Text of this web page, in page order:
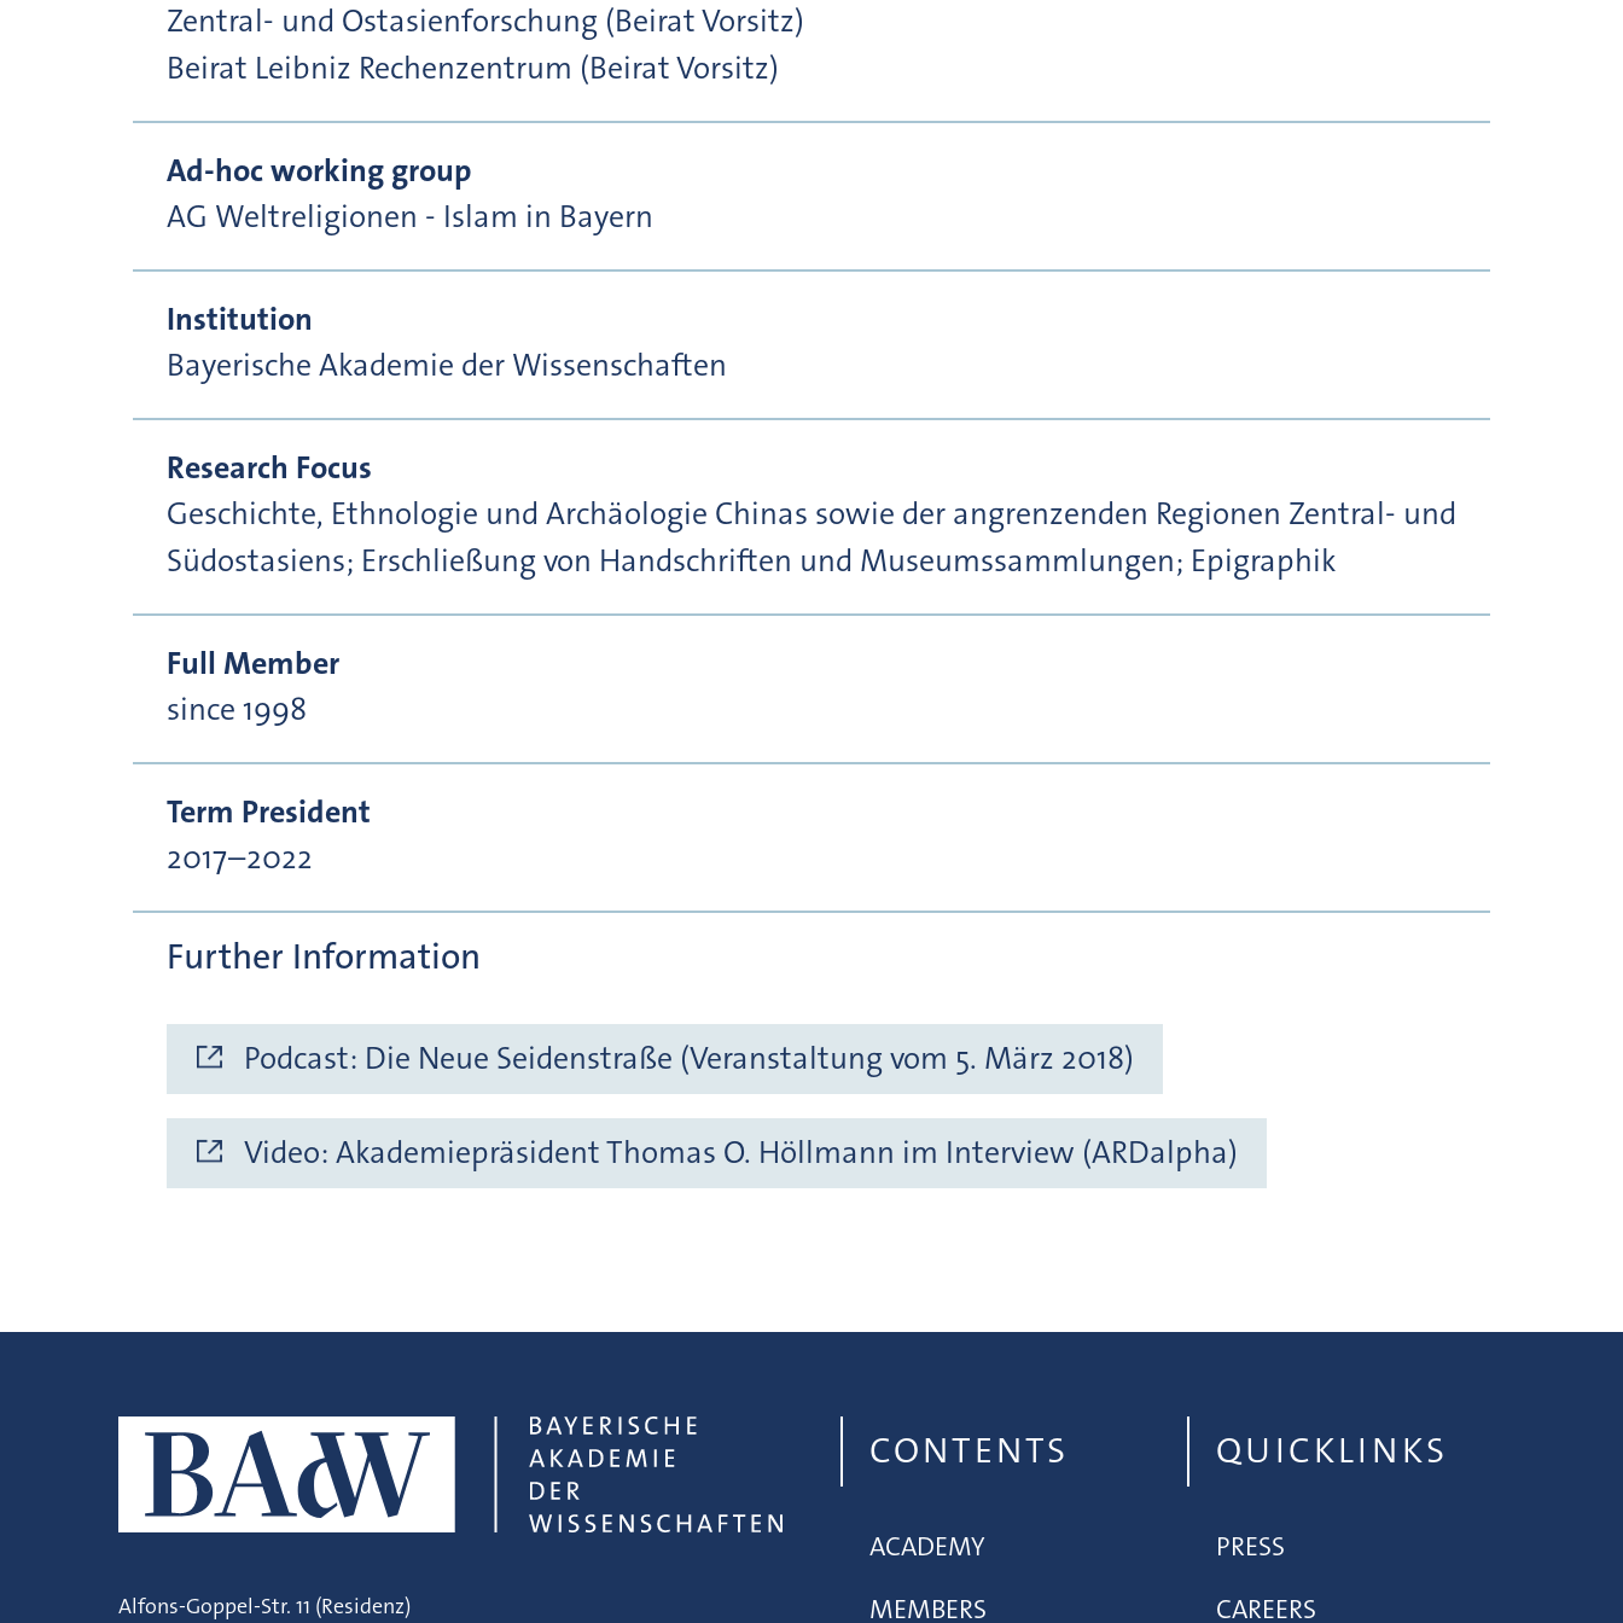
Zentral- und Ostasienforschung (Beirat Vorsitz)
Beirat Leibniz Rechenzentrum (Beirat Vorsitz)
Ad-hoc working group
AG Weltreligionen - Islam in Bayern
Institution
Bayerische Akademie der Wissenschaften
Research Focus
Geschichte, Ethnologie und Archäologie Chinas sowie der angrenzenden Regionen Zentral- und
Südostasiens; Erschließung von Handschriften und Museumssammlungen; Epigraphik
Full Member
since 1998
Term President
2017–2022
Further Information
Podcast: Die Neue Seidenstraße (Veranstaltung vom 5. März 2018)
Video: Akademiepräsident Thomas O. Höllmann im Interview (ARDalpha)
Alfons-Goppel-Str. 11 (Residenz)
CONTENTS
ACADEMY
MEMBERS
QUICKLINKS
PRESS
CAREERS